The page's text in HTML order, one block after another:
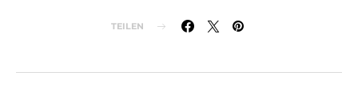
TEILEN